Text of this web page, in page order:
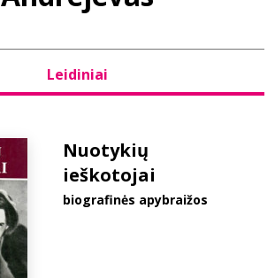
+370 667 80 541
Leidiniai
Nuotykių
ieškotojai
biografinės apybraižos